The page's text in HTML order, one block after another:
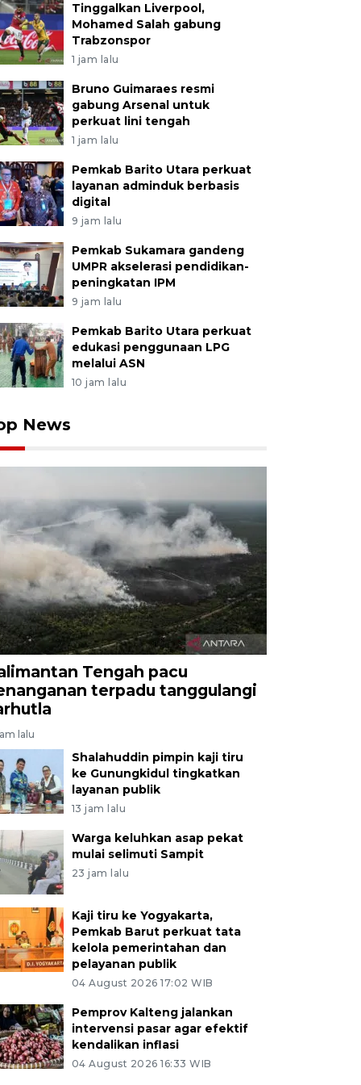
Tinggalkan Liverpool,
Mohamed Salah gabung
Trabzonspor
1 jam lalu
Bruno Guimaraes resmi
gabung Arsenal untuk
perkuat lini tengah
1 jam lalu
Pemkab Barito Utara perkuat
layanan adminduk berbasis
digital
9 jam lalu
Pemkab Sukamara gandeng
UMPR akselerasi pendidikan-
peningkatan IPM
9 jam lalu
Pemkab Barito Utara perkuat
edukasi penggunaan LPG
melalui ASN
10 jam lalu
News
Tengah pacu
terpadu tanggulangi
lalu
Shalahuddin pimpin kaji tiru
ke Gunungkidul tingkatkan
layanan publik
13 jam lalu
Warga keluhkan asap pekat
mulai selimuti Sampit
23 jam lalu
Kaji tiru ke Yogyakarta,
Pemkab Barut perkuat tata
kelola pemerintahan dan
pelayanan publik
04 August 2026 17:02 WIB
Pemprov Kalteng jalankan
intervensi pasar agar efektif
kendalikan inflasi
04 August 2026 16:33 WIB